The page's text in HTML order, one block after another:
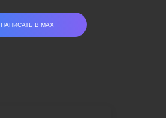
НАПИСАТЬ В МАХ